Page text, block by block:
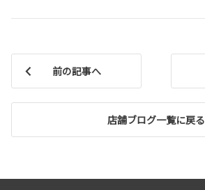
前の記事へ
店舗ブログ一覧に戻る